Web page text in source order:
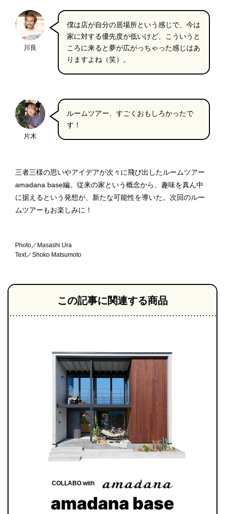
川良
僕は店が自分の居場所という感じで、今は
家に対する優先度が低いけど、こういうと
ころに来ると夢が広がっちゃった感じはあ
りますよね（笑）。
片木
ルームツアー、すごくおもしろかったで
す！
三者三様の思いやアイデアが次々に飛び出したルームツアー
amadana base編。従来の家という概念から、趣味を真ん中
に据えるという発想が、新たな可能性を導いた。次回のルー
ムツアーもお楽しみに！
Photo／Masashi Ura
Text／Shoko Matsumoto
この記事に関連する商品
COLLABO with
amadana base